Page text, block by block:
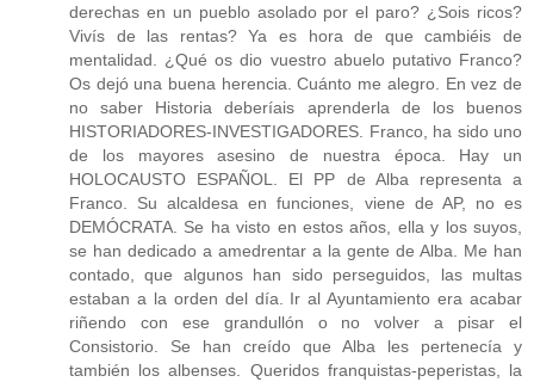
derechas en un pueblo asolado por el paro? ¿Sois ricos?
Vivís de las rentas? Ya es hora de que cambiéis de
mentalidad. ¿Qué os dio vuestro abuelo putativo Franco?
Os dejó una buena herencia. Cuánto me alegro. En vez de
no saber Historia deberíais aprenderla de los buenos
HISTORIADORES-INVESTIGADORES. Franco, ha sido uno
de los mayores asesino de nuestra época. Hay un
HOLOCAUSTO ESPAÑOL. El PP de Alba representa a
Franco. Su alcaldesa en funciones, viene de AP, no es
DEMÓCRATA. Se ha visto en estos años, ella y los suyos,
se han dedicado a amedrentar a la gente de Alba. Me han
contado, que algunos han sido perseguidos, las multas
estaban a la orden del día. Ir al Ayuntamiento era acabar
riñendo con ese grandullón o no volver a pisar el
Consistorio. Se han creído que Alba les pertenecía y
también los albenses. Queridos franquistas-peperistas, la